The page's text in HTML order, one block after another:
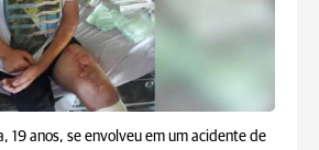
19 anos, se envolveu em um acidente de